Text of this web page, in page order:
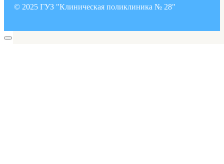
© 2025 ГУЗ "Клиническая поликлиника № 28"